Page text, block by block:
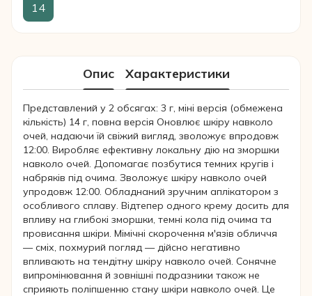
14
Опис Характеристики
Представлений у 2 обсягах: 3 г, міні версія (обмежена
кількість) 14 г, повна версія Оновлює шкіру навколо
очей, надаючи їй свіжий вигляд, зволожує впродовж
12:00. Виробляє ефективну локальну дію на зморшки
навколо очей. Допомагає позбутися темних кругів і
набряків під очима. Зволожує шкіру навколо очей
упродовж 12:00. Обладнаний зручним аплікатором з
особливого сплаву. Відтепер одного крему досить для
впливу на глибокі зморшки, темні кола під очима та
провисання шкіри. Мімічні скорочення м'язів обличчя
— сміх, похмурий погляд — дійсно негативно
впливають на тендітну шкіру навколо очей. Сонячне
випромінювання й зовнішні подразники також не
сприяють поліпшенню стану шкіри навколо очей. Це